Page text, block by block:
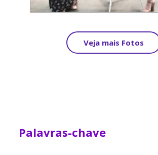
Veja mais Fotos
Palavras-chave